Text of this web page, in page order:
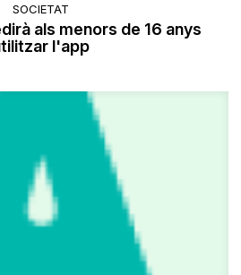
SOCIETAT
als menors de 16 anys
l'app